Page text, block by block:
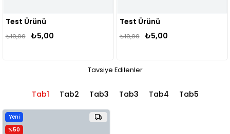
Test Ürünü
₺5,00
₺10,00
Test Ürünü
₺5,00
₺10,00
Tavsiye Edilenler
Tab1 Tab2 Tab3 Tab3 Tab4 Tab5
Yeni
Ürün
%50